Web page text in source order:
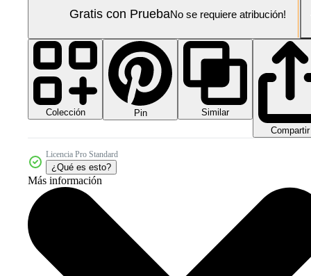
Gratis con PruebaNo se requiere atribución!
Colección Pin
Similar
Compartir
Licencia Pro Standard
¿Qué es esto?
Más información